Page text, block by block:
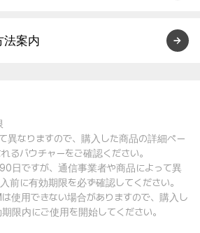
法案内
異なりますので、購入した商品の詳細ペー
るバウチャーをご確認ください。
日ですが、通信事業者や商品によって異
前に有効期限を必ず確認してください。
使用できない場合がありますので、購入し
限内にご使用を開始してください。